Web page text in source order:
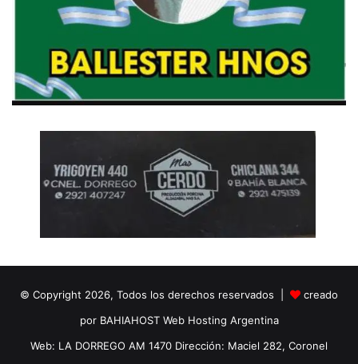
© Copyright 2026, Todos los derechos reservados |
creado
por BAHIAHOST Web Hosting Argentina
Web: LA DORREGO AM 1470 Dirección: Maciel 282, Coronel